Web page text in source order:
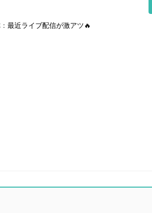
最近ライブ配信が激アツ🔥